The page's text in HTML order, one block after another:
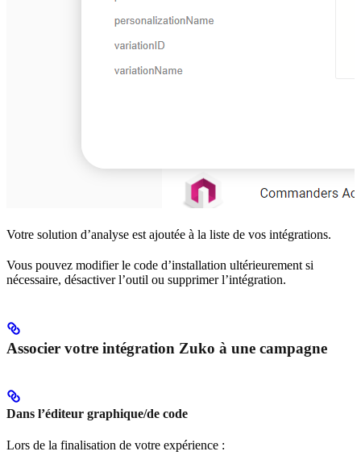
Votre solution d’analyse est ajoutée à la liste de vos intégrations.
Vous pouvez modifier le code d’installation ultérieurement si
nécessaire, désactiver l’outil ou supprimer l’intégration.
Associer votre intégration Zuko à une campagne
Dans l’éditeur graphique/de code
Lors de la finalisation de votre expérience :